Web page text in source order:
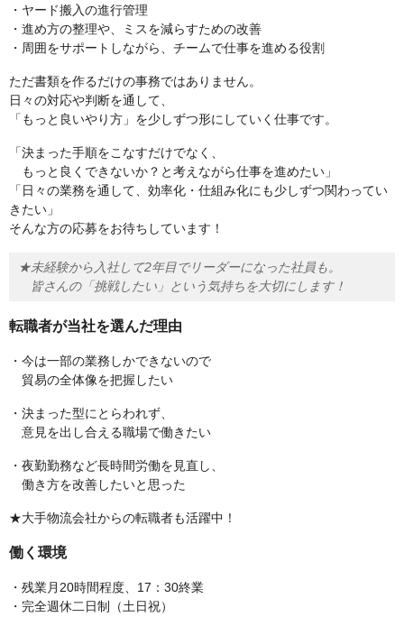
・ヤード搬入の進行管理
・進め方の整理や、ミスを減らすための改善
・周囲をサポートしながら、チームで仕事を進める役割
ただ書類を作るだけの事務ではありません。
日々の対応や判断を通して、
「もっと良いやり方」を少しずつ形にしていく仕事です。
「決まった手順をこなすだけでなく、
もっと良くできないか？と考えながら仕事を進めたい」
「日々の業務を通して、効率化・仕組み化にも少しずつ関わってい
きたい」
そんな方の応募をお待ちしています！
★未経験から入社して2年目でリーダーになった社員も。
皆さんの「挑戦したい」という気持ちを大切にします！
転職者が当社を選んだ理由
・今は一部の業務しかできないので
貿易の全体像を把握したい
・決まった型にとらわれず、
意見を出し合える職場で働きたい
・夜勤勤務など長時間労働を見直し、
働き方を改善したいと思った
★大手物流会社からの転職者も活躍中！
働く環境
・残業月20時間程度、17：30終業
・完全週休二日制（土日祝）